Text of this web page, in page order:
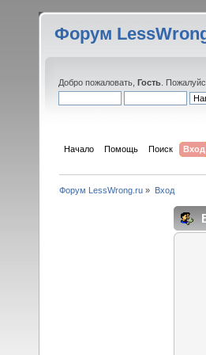
Форум
Добро пожаловать, Гость .
Начало Помощь Поиск Вход
Форум LessWrong.ru » Вход